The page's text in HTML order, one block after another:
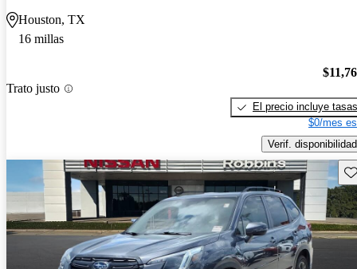
Houston, TX
16 millas
Trato justo
El precio incluye tasas
$0/mes
Verif. disponibilidad